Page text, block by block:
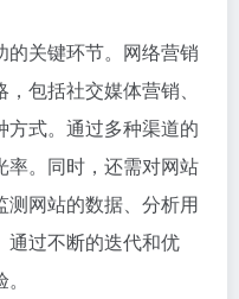
的关键环节。网络营销
包括社交媒体营销、
式。通过多种渠道的
率。同时，还需对网站
网站的数据、分析用
通过不断的迭代和优